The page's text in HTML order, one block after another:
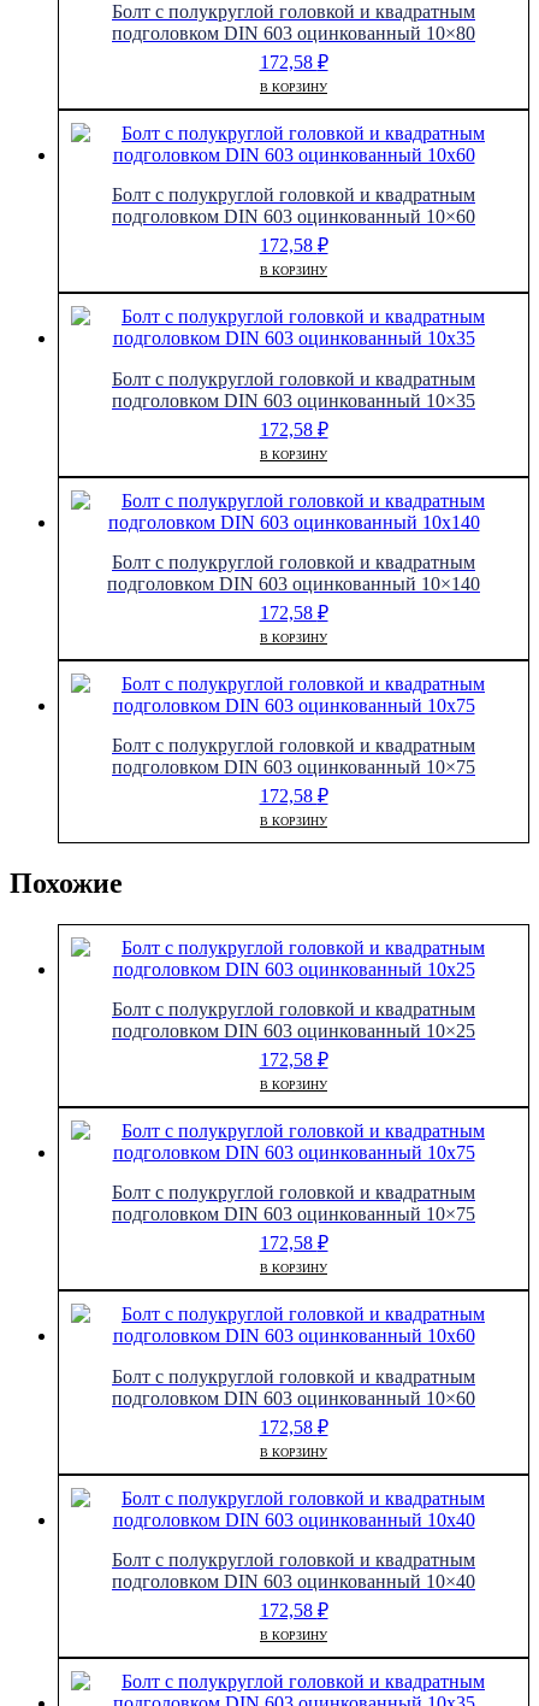
Болт с полукруглой головкой и квадратным
подголовком DIN 603 оцинкованный 10×80
172,58 ₽
В КОРЗИНУ
Болт с полукруглой головкой и квадратным
подголовком DIN 603 оцинкованный 10×60
172,58 ₽
В КОРЗИНУ
Болт с полукруглой головкой и квадратным
подголовком DIN 603 оцинкованный 10×35
172,58 ₽
В КОРЗИНУ
Болт с полукруглой головкой и квадратным
подголовком DIN 603 оцинкованный 10×140
172,58 ₽
В КОРЗИНУ
Болт с полукруглой головкой и квадратным
подголовком DIN 603 оцинкованный 10×75
172,58 ₽
В КОРЗИНУ
Похожие
Болт с полукруглой головкой и квадратным
подголовком DIN 603 оцинкованный 10×25
172,58 ₽
В КОРЗИНУ
Болт с полукруглой головкой и квадратным
подголовком DIN 603 оцинкованный 10×75
172,58 ₽
В КОРЗИНУ
Болт с полукруглой головкой и квадратным
подголовком DIN 603 оцинкованный 10×60
172,58 ₽
В КОРЗИНУ
Болт с полукруглой головкой и квадратным
подголовком DIN 603 оцинкованный 10×40
172,58 ₽
В КОРЗИНУ